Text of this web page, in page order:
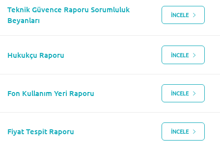
Teknik Güvence Raporu Sorumluluk
Beyanları
İNCELE
Hukukçu Raporu İNCELE
Fon Kullanım Yeri Raporu İNCELE
Fiyat Tespit Raporu İNCELE